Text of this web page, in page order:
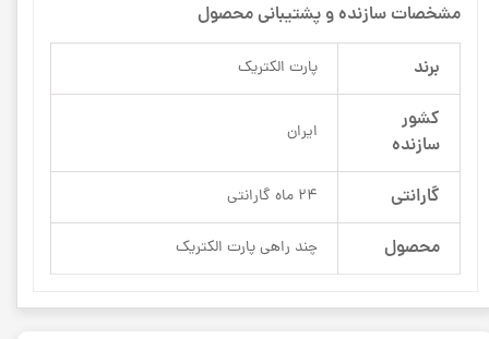
مشخصات سازنده و پشتیبانی محصول
برند پارت الکتریک
کشور
سازنده
ایران
گارانتی 24 ماه گارانتی
محصول چند راهی پارت الکتریک